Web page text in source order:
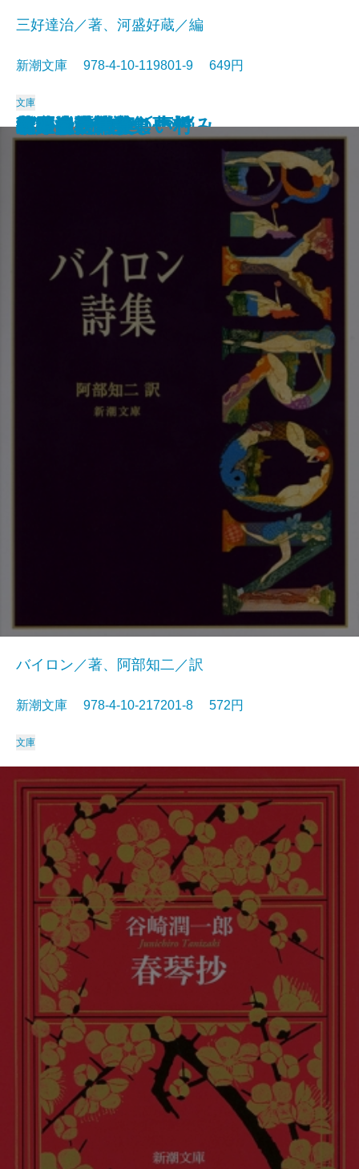
孤独な散歩者の夢想
ゲーテ詩集
脂肪の塊・テリエ館
パルムの僧院〔下〕
巴里の憂鬱
若きウェルテルの悩み
ハイネ詩集
女の一生
パルムの僧院〔上〕
三好達治詩集
三好達治／著、河盛好蔵／編
新潮文庫 978-4-10-119801-9 649円
文庫
バイロン詩集
バイロン／著、阿部知二／訳
新潮文庫 978-4-10-217201-8 572円
文庫
春琴抄
風立ちぬ・美しい村
ヴィヨンの妻
北原白秋詩集
萩原朔太郎詩集
ヘッセ詩集
春の嵐
椿姫
春